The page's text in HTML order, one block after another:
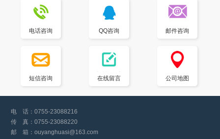
电话咨询 QQ咨询 邮件咨询
短信咨询 在线留言 公司地图
电 话：0755-23088216
传 真：0755-23088220
邮 箱：ouyanghuasi@163.com